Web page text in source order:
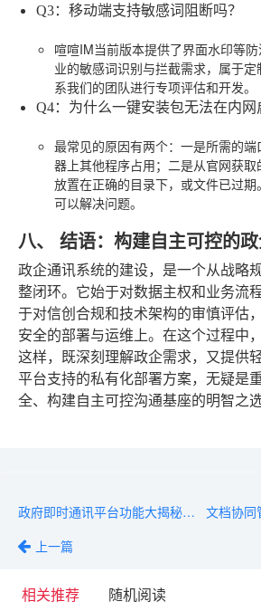
Q3：移动端支持敏感词阻断吗？
喧喧IM当前版本提供了界面水印等
业的敏感词识别与拦截需求，属于
系我们的团队进行专项评估和开发。
Q4：为什么一键安装包无法在内网
最常见的原因有两个：一是所需的
器上其他程序占用；二是从官网获
放置在正确的目录下，或文件已过
可以解决问题。
八、 结语：构建自主可控的
政企通讯系统的建设，是一个从战略
整闭环。它始于对数据主权和业务流
于对信创合规和技术架构的审慎评估
安全的部署与运维上。在这个过程中
这样，既深刻理解政企需求，又提供
平台支持的私有化部署方案，无疑是
全、构建自主可控沟通基座的明智之选
政府即时通讯平台功能大揭秘：办公、协作、安全模块一览
上一篇
相关推荐 随机阅读